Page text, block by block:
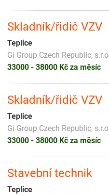
Skladník/řidič VZV
Teplice
Gi Group Czech Republic, s.r.o
33000 - 38000 Kč za měsíc
Skladník/řidič VZV
Teplice
Gi Group Czech Republic, s.r.o
33000 - 38000 Kč za měsíc
Stavební technik
Teplice